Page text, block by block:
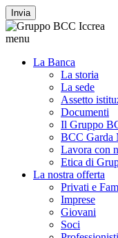
Invia
menu
La Banca
La storia
La sede
Assetto
Documenti
Il Gruppo
BCC Garda
Lavora con
Etica di
La nostra offerta
Privati e
Imprese
Giovani
Soci